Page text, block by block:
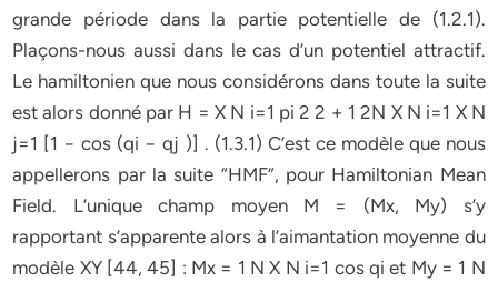
grande période dans la partie potentielle de (1.2.1).
Plaçons-nous aussi dans le cas d’un potentiel attractif.
Le hamiltonien que nous considérons dans toute la suite
est alors donné par H = X N i=1 pi 2 2 + 1 2N X N i=1 X N
j=1 [1 − cos (qi − qj )] . (1.3.1) C’est ce modèle que nous
appellerons par la suite “HMF”, pour Hamiltonian Mean
Field. L’unique champ moyen M = (Mx, My) s’y
rapportant s’apparente alors à l’aimantation moyenne du
modèle XY [44, 45] : Mx = 1 N X N i=1 cos qi et My = 1 N